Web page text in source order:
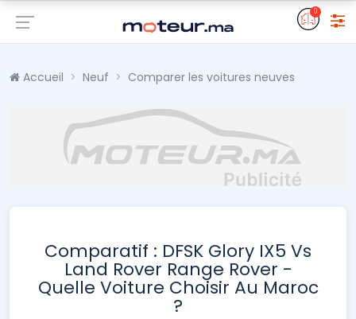
0
Accueil Neuf Comparer les voitures neuves
Comparatif : DFSK Glory IX5 Vs
Land Rover Range Rover -
Quelle Voiture Choisir Au Maroc
?